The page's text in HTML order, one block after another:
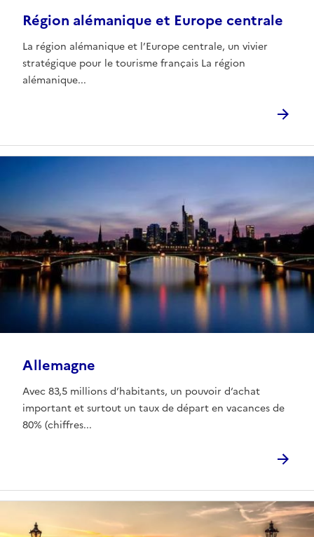
Région alémanique et Europe centrale
La région alémanique et l’Europe centrale, un vivier
stratégique pour le tourisme français La région
alémanique...
Allemagne
Avec 83,5 millions d’habitants, un pouvoir d‘achat
important et surtout un taux de départ en vacances de
80% (chiffres...